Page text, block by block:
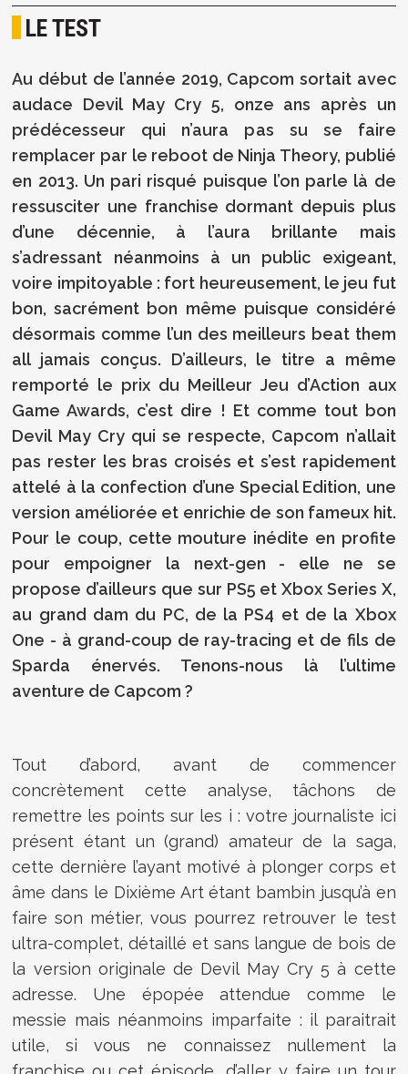
LE TEST
Au début de l’année 2019, Capcom sortait avec
audace Devil May Cry 5, onze ans après un
prédécesseur qui n’aura pas su se faire
remplacer par le reboot de Ninja Theory, publié
en 2013. Un pari risqué puisque l’on parle là de
ressusciter une franchise dormant depuis plus
d’une décennie, à l’aura brillante mais
s’adressant néanmoins à un public exigeant,
voire impitoyable : fort heureusement, le jeu fut
bon, sacrément bon même puisque considéré
désormais comme l’un des meilleurs beat them
all jamais conçus. D’ailleurs, le titre a même
remporté le prix du Meilleur Jeu d’Action aux
Game Awards, c’est dire ! Et comme tout bon
Devil May Cry qui se respecte, Capcom n’allait
pas rester les bras croisés et s’est rapidement
attelé à la confection d’une Special Edition, une
version améliorée et enrichie de son fameux hit.
Pour le coup, cette mouture inédite en profite
pour empoigner la next-gen - elle ne se
propose d’ailleurs que sur PS5 et Xbox Series X,
au grand dam du PC, de la PS4 et de la Xbox
One - à grand-coup de ray-tracing et de fils de
Sparda énervés. Tenons-nous là l’ultime
aventure de Capcom ?
Tout d’abord, avant de commencer
concrètement cette analyse, tâchons de
remettre les points sur les i : votre journaliste ici
présent étant un (grand) amateur de la saga,
cette dernière l’ayant motivé à plonger corps et
âme dans le Dixième Art étant bambin jusqu’à en
faire son métier, vous pourrez retrouver le test
ultra-complet, détaillé et sans langue de bois de
la version originale de Devil May Cry 5 à cette
adresse. Une épopée attendue comme le
messie mais néanmoins imparfaite : il paraitrait
utile, si vous ne connaissez nullement la